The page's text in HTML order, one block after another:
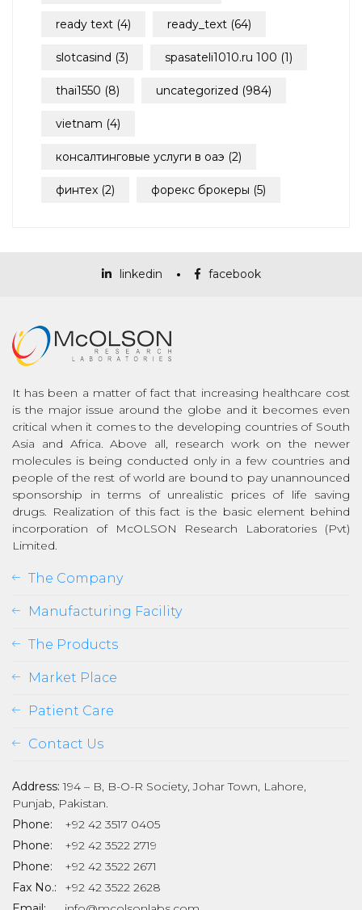
ready text (4) ready_text (64)
slotcasind (3) spasateli1010.ru 100 (1)
thai1550 (8) uncategorized (984)
vietnam (4)
консалтинговые услуги в оаэ (2)
финтех (2) форекс брокеры (5)
linkedin facebook
It has been a matter of fact that increasing healthcare cost
is the major issue around the globe and it becomes even
critical when it comes to the developing countries of South
Asia and Africa. Above all, research work on the newer
molecules is being conducted only in a few countries and
people of the rest of world are bound to pay unannounced
sponsorship in terms of unrealistic prices of life saving
drugs. Realization of this fact is the basic element behind
incorporation of McOLSON Research Laboratories (Pvt)
Limited.
The Company
Manufacturing Facility
The Products
Market Place
Patient Care
Contact Us
Address: 194 – B, B-O-R Society, Johar Town, Lahore,
Punjab, Pakistan.
Phone:
+92 42 3517 0405
Phone:
+92 42 3522 2719
Phone:
+92 42 3522 2671
Fax No.:
+92 42 3522 2628